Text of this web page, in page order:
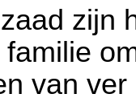
zijn
van